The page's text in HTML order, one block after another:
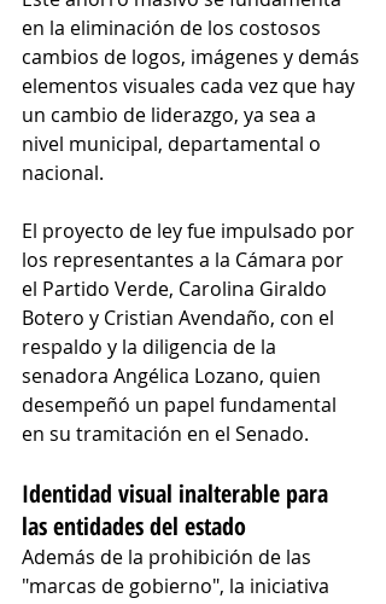
en la eliminación de los costosos
cambios de logos, imágenes y demás
elementos visuales cada vez que hay
un cambio de liderazgo, ya sea a
nivel municipal, departamental o
nacional.
El proyecto de ley fue impulsado por
los representantes a la Cámara por
el Partido Verde, Carolina Giraldo
Botero y Cristian Avendaño, con el
respaldo y la diligencia de la
senadora Angélica Lozano, quien
desempeñó un papel fundamental
en su tramitación en el Senado.
Identidad visual inalterable para
las entidades del estado
Además de la prohibición de las
"marcas de gobierno", la iniciativa